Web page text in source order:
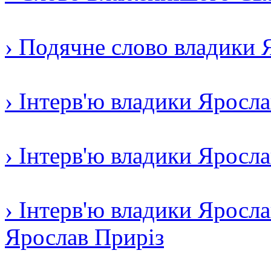
› Подячне слово владики
› Інтерв'ю владики
› Інтерв'ю владики
› Інтерв'ю владики
Ярослав Приріз